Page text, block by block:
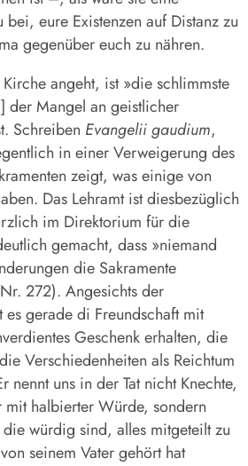
bei, eure Existenzen auf Distanz zu
gegenüber euch zu nähren.
angeht, ist »die schlimmste
Mangel an geistlicher
Schreiben Evangelii gaudium,
in einer Verweigerung des
zeigt, was einige von
Das Lehramt ist diesbezüglich
im Direktorium für die
gemacht, dass »niemand
die Sakramente
272). Angesichts der
gerade di Freundschaft mit
Geschenk erhalten, die
Verschiedenheiten als Reichtum
nennt uns in der Tat nicht Knechte,
mit halbierter Würde, sondern
würdig sind, alles mitgeteilt zu
seinem Vater gehört hat